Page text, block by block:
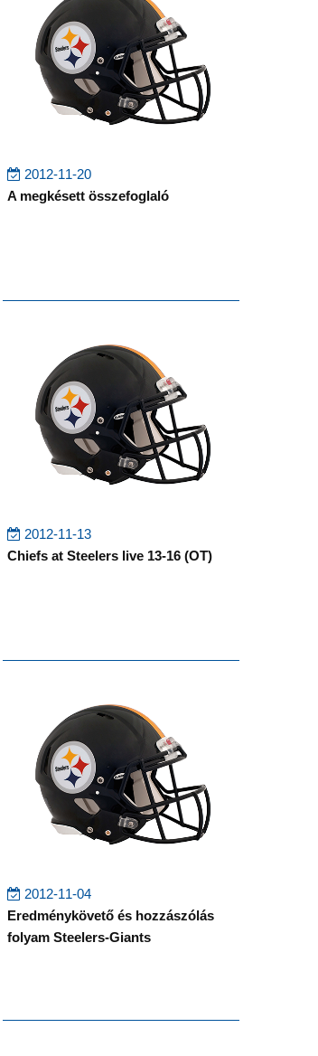
2012-11-20
A megkésett összefoglaló
2012-11-13
Chiefs at Steelers live 13-16 (OT)
2012-11-04
Eredménykövető és hozzászólás
folyam Steelers-Giants